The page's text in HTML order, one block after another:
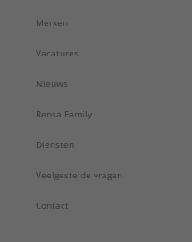
Merken
Vacatures
Nieuws
Rensa Family
Diensten
Veelgestelde vragen
Contact